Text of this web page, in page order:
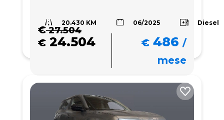
20.430 KM 06/2025 Diesel
€27.504
€ 24.504 € 486 /
mese